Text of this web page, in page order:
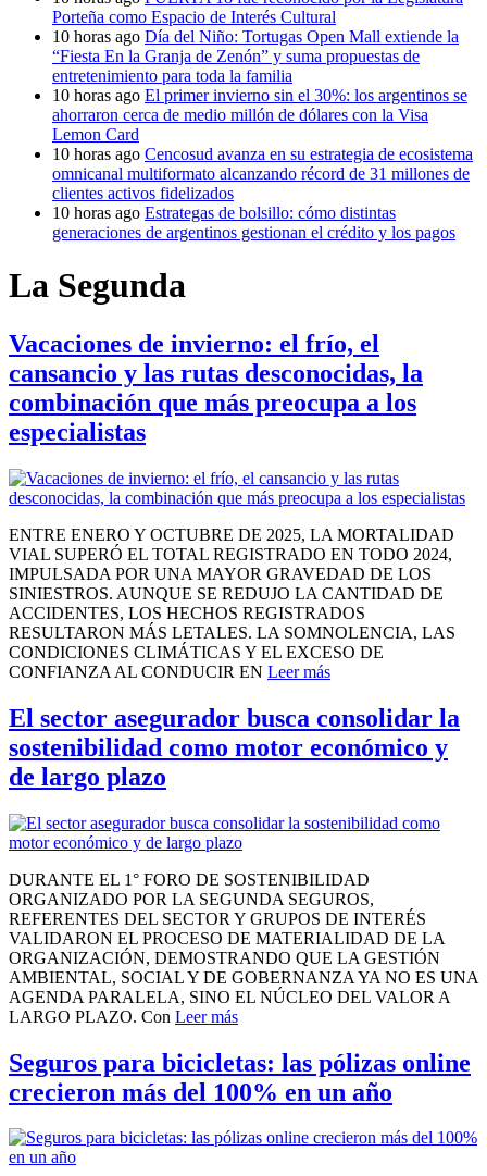
Porteña como Espacio de Interés Cultural
10 horas ago Día del Niño: Tortugas Open Mall extiende la
“Fiesta En la Granja de Zenón” y suma propuestas de
entretenimiento para toda la familia
10 horas ago El primer invierno sin el 30%: los argentinos se
ahorraron cerca de medio millón de dólares con la Visa
Lemon Card
10 horas ago Cencosud avanza en su estrategia de ecosistema
omnicanal multiformato alcanzando récord de 31 millones de
clientes activos fidelizados
10 horas ago Estrategas de bolsillo: cómo distintas
generaciones de argentinos gestionan el crédito y los pagos
La Segunda
Vacaciones de invierno: el frío, el
cansancio y las rutas desconocidas, la
combinación que más preocupa a los
especialistas
ENTRE ENERO Y OCTUBRE DE 2025, LA MORTALIDAD
VIAL SUPERÓ EL TOTAL REGISTRADO EN TODO 2024,
IMPULSADA POR UNA MAYOR GRAVEDAD DE LOS
SINIESTROS. AUNQUE SE REDUJO LA CANTIDAD DE
ACCIDENTES, LOS HECHOS REGISTRADOS
RESULTARON MÁS LETALES. LA SOMNOLENCIA, LAS
CONDICIONES CLIMÁTICAS Y EL EXCESO DE
CONFIANZA AL CONDUCIR EN Leer más
El sector asegurador busca consolidar la
sostenibilidad como motor económico y
de largo plazo
DURANTE EL 1° FORO DE SOSTENIBILIDAD
ORGANIZADO POR LA SEGUNDA SEGUROS,
REFERENTES DEL SECTOR Y GRUPOS DE INTERÉS
VALIDARON EL PROCESO DE MATERIALIDAD DE LA
ORGANIZACIÓN, DEMOSTRANDO QUE LA GESTIÓN
AMBIENTAL, SOCIAL Y DE GOBERNANZA YA NO ES UNA
AGENDA PARALELA, SINO EL NÚCLEO DEL VALOR A
LARGO PLAZO. Con Leer más
Seguros para bicicletas: las pólizas online
crecieron más del 100% en un año